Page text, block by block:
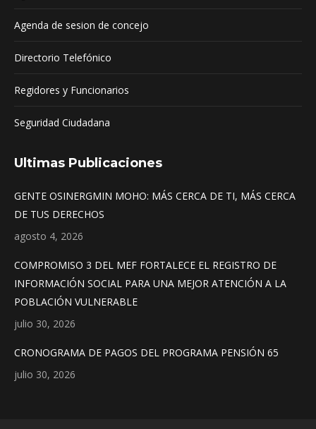
Agenda de sesion de concejo
Directorio Telefónico
Regidores y Funcionarios
Seguridad Ciudadana
Ultimas Publicaciones
GENTE OSINERGMIN MOHO: MÁS CERCA DE TI, MÁS CERCA
DE TUS DERECHOS
agosto 4, 2026
COMPROMISO 3 DEL MEF FORTALECE EL REGISTRO DE
INFORMACIÓN SOCIAL PARA UNA MEJOR ATENCIÓN A LA
POBLACIÓN VULNERABLE
julio 30, 2026
CRONOGRAMA DE PAGOS DEL PROGRAMA PENSIÓN 65
julio 30, 2026